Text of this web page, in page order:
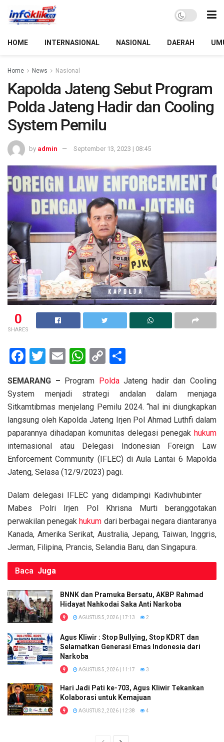
HOME INTERNASIONAL NASIONAL DAERAH
Home News Nasional
Kapolda Jateng Sebut Program
Polda Jateng Hadir dan Cooling
System Pemilu
by admin September 13, 2023 | 08:45
0
SHARES
F
ce
b
o
o
k
T
tt
er
E
ail
W
at
s
A
p
p
C
py
Li
n
k
ar
e
SEMARANG – Program PoldaJateng hadir dan Cooling
System menjadi strategi andalan dalam menjaga
Sitkamtibmas menjelang Pemilu 2024. “hal ini diungkapkan
langsung oleh Kapolda Jateng Irjen Pol Ahmad Luthfi dalam
paparannya dihadapan komunitas delegasi penegak hukum
internasional atau Delegasi Indonesian Foreign Law
Enforcement Community (IFLEC) di Aula Lantai 6 Mapolda
Jateng, Selasa (12/9/2023) pagi.
Dalam delegasi IFLEC yang didampingi Kadivhubinter
Mabes Polri Irjen Pol Khrisna Murti beranggotakan
perwakilan penegak hukum dari berbagai negara diantaranya
Kanada, Amerika Serikat, Australia, Jepang, Taiwan, Inggris,
Jerman, Filipina, Prancis, Selandia Baru, dan Singapura.
Baca Juga
BNNK dan Pramuka Bersatu, AKBP Rahmad
Hidayat Nahkodai Saka Anti Narkoba
AGUSTUS 5, 2026 | 17:13 2
Agus Kliwir : Stop Bullying, Stop KDRT dan
Selamatkan Generasi Emas Indonesia dari
Narkoba
AGUSTUS 5, 2026 | 11:17 3
Hari Jadi Pati ke-703, Agus Kliwir Tekankan
Kolaborasi untuk Kemajuan
AGUSTUS 2, 2026 | 12:38 4